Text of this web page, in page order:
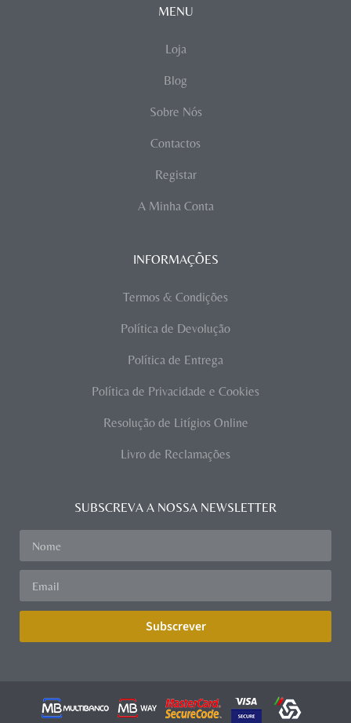
MENU
Loja
Blog
Sobre Nós
Contactos
Registar
A Minha Conta
INFORMAÇÕES
Termos & Condições
Política de Devolução
Política de Entrega
Política de Privacidade e Cookies
Resolução de Litígios Online
Livro de Reclamações
SUBSCREVA A NOSSA NEWSLETTER
Subscrever